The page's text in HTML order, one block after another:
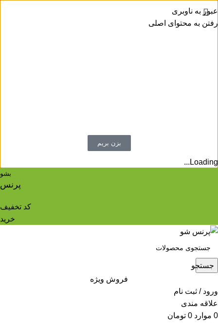
بزن بریم
Loading...
عبور به ناوبری
رفتن به محتوای اصلی
بشو
پرنس
کد تخفیف
خرید
جستجو
فروش ویژه
ورود / ثبت نام
علاقه مندی
0 موارد 0 تومان